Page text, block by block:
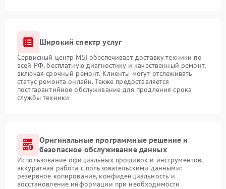
Широкий спектр услуг
Сервисный центр MSI обеспечивает доставку техники по
всей РФ, бесплатную диагностику и качественный ремонт,
включая срочный ремонт. Клиенты могут отслеживать
статус ремонта онлайн. Также предоставляется
постгарантийное обслуживание для продления срока
службы техники
Оригинальные программные решение и
безопасное обслуживание данных
Использование официальных прошивок и инструментов,
аккуратная работа с пользовательскими данными:
резервное копирование, конфиденциальность и
восстановление информации при необходимости